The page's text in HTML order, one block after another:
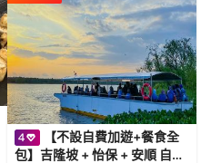
【不設自費加遊+餐食全
包】吉隆坡 + 怡保 + 安順 自然